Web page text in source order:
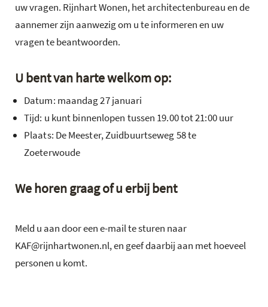
uw vragen. Rijnhart Wonen, het architectenbureau en de
aannemer zijn aanwezig om u te informeren en uw
vragen te beantwoorden.
U bent van harte welkom op:
Datum: maandag 27 januari
Tijd: u kunt binnenlopen tussen 19.00 tot 21:00 uur
Plaats: De Meester, Zuidbuurtseweg 58 te
Zoeterwoude
We horen graag of u erbij bent
Meld u aan door een e-mail te sturen naar
KAF@rijnhartwonen.nl, en geef daarbij aan met hoeveel
personen u komt.